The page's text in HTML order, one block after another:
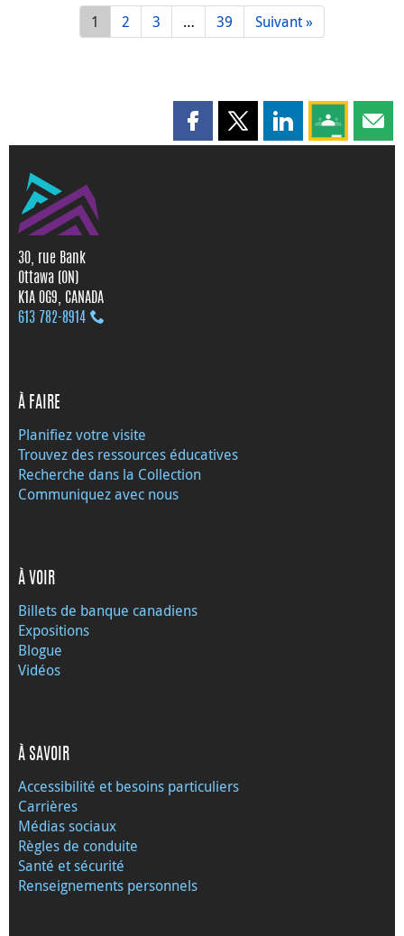
1 2 3 … 39 Suivant »
Partager cette page sur
Partager cette page sur X
Partager cette
Partagez
30, rue Bank
Ottawa (ON)
K1A 0G9, CANADA
613 782‑8914
À FAIRE
Planifiez votre visite
Trouvez des ressources éducatives
Recherche dans la Collection
Communiquez avec nous
À VOIR
Billets de banque canadiens
Expositions
Blogue
Vidéos
À SAVOIR
Accessibilité et besoins particuliers
Carrières
Médias sociaux
Règles de conduite
Santé et sécurité
Renseignements personnels